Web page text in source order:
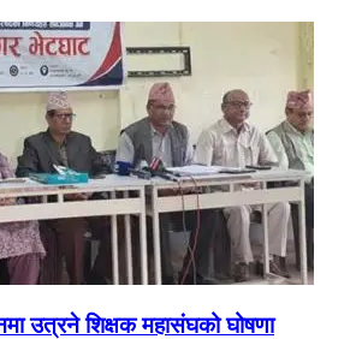
उत्रने शिक्षक महासंघको घोषणा